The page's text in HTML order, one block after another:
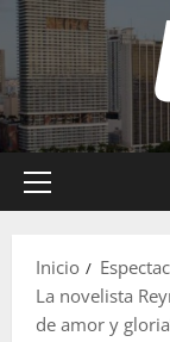
Inicio
La novelista
de amor y